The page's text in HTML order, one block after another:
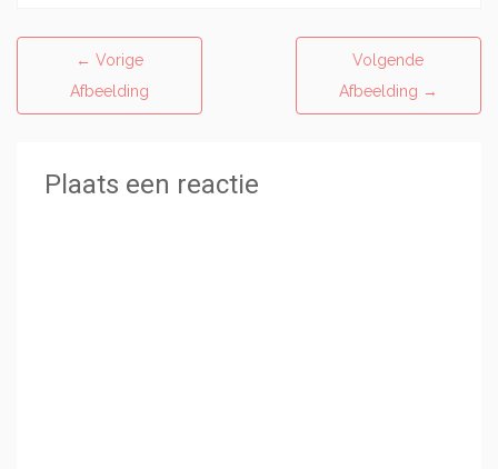
← Vorige
Afbeelding
Volgende
Afbeelding →
Plaats een reactie